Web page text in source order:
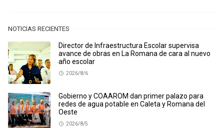
NOTICIAS RECIENTES
Director de Infraestructura Escolar supervisa
avance de obras en La Romana de cara al nuevo
año escolar
2026/8/6
Gobierno y COAAROM dan primer palazo para
redes de agua potable en Caleta y Romana del
Oeste
2026/8/5